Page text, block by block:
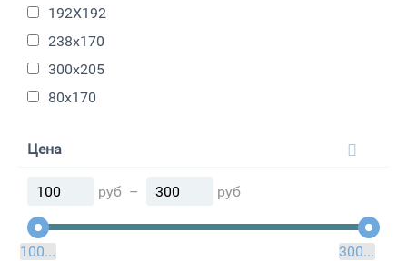
192Х192
238х170
300х205
80х170
Цена
руб – руб
100
руб 300
руб